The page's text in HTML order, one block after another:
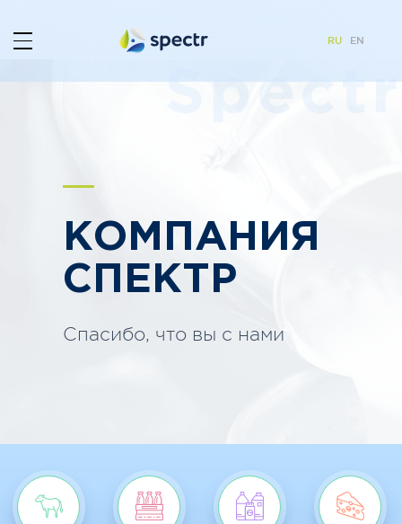
RU EN
Spectr
КОМПАНИЯ
СПЕКТР
Спасибо, что вы с нами